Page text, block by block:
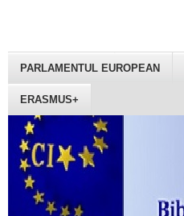
PARLAMENTUL EUROPEAN
ERASMUS+